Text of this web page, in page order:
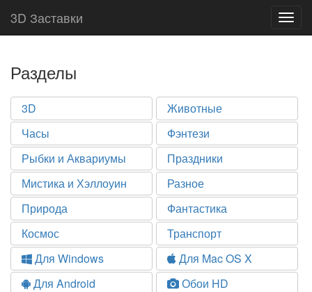
3D Заставки
Разделы
3D
Животные
Часы
Фэнтези
Рыбки и Аквариумы
Праздники
Мистика и Хэллоуин
Разное
Природа
Фантастика
Космос
Транспорт
Для Windows
Для Mac OS X
Для Android
Обои HD